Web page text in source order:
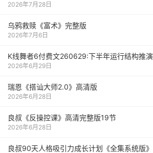
2026年7月28日
乌鸦救赎《富术》完整版
2026年7月6日
K线舞者6付费文260629:下半年运行结构推演
2026年6月29日
瑞恩《搭讪大师2.0》高清版
2026年6月28日
良叔《反操控课》高清完整版19节
2026年6月28日
良叔90天人格吸引力成长计划《全集系统版》